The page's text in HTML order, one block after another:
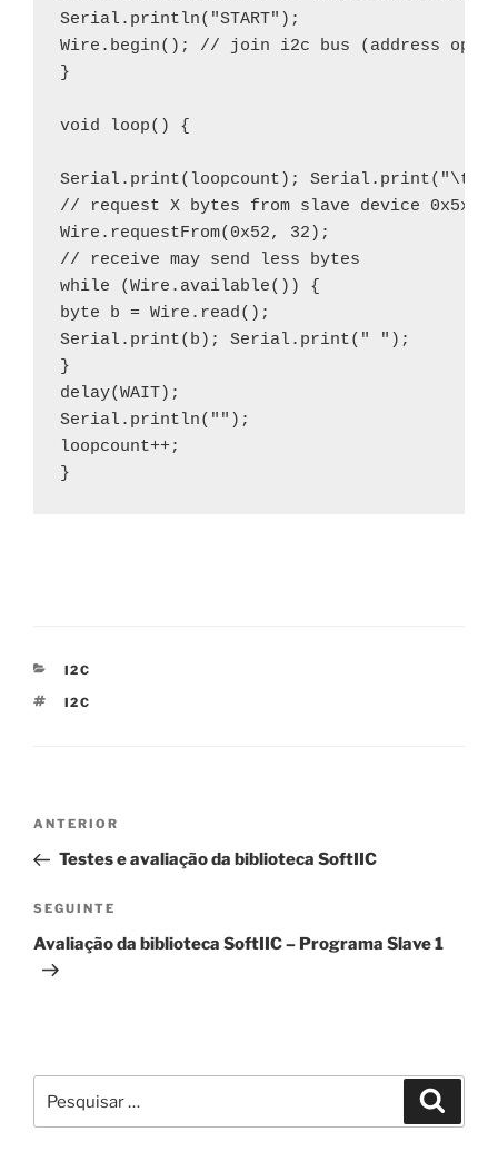
Serial.println("START");
Wire.begin(); // join i2c bus (address
}
void loop() {
Serial.print(loopcount);
// request X bytes from slave device 0x5x
Wire.requestFrom(0x52, 32);
// receive may send less bytes
while (Wire.available()) {
byte b = Wire.read();
Serial.print(b); Serial.print(" ");
}
delay(WAIT);
Serial.println("");
loopcount++;
}
CATEGORIAS
I2C
ETIQUETAS
I2C
Navegação
artigos
Conteúdo
anterior
ANTERIOR
Testes e avaliação da biblioteca SoftIIC
Conteúdo
seguinte
SEGUINTE
Avaliação da biblioteca SoftIIC – Programa Slave 1
por: